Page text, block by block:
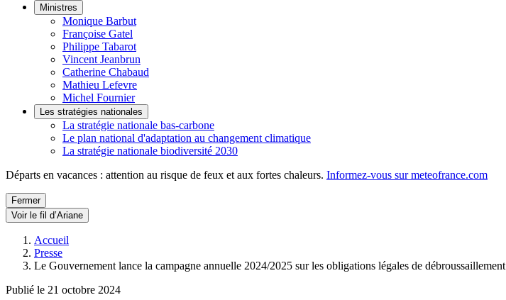
Ministres
Monique Barbut
Françoise Gatel
Philippe Tabarot
Vincent Jeanbrun
Catherine Chabaud
Mathieu Lefevre
Michel Fournier
Les stratégies nationales
La stratégie nationale bas-carbone
Le plan national d'adaptation au changement climatique
La stratégie nationale biodiversité 2030
Départs en vacances : attention au risque de feux et aux fortes chaleurs. Informez-vous sur meteofrance.com
Fermer
Voir le fil d’Ariane
Accueil
Presse
Le Gouvernement lance la campagne annuelle 2024/2025 sur les obligations légales de débroussaillement
Publié le 21 octobre 2024